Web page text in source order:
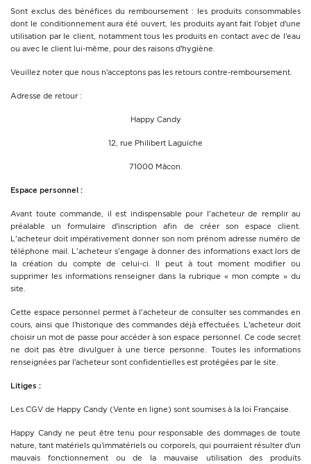
Sont exclus des bénéfices du remboursement : les produits consommables
dont le conditionnement aura été ouvert, les produits ayant fait l’objet d’une
utilisation par le client, notamment tous les produits en contact avec de l’eau
ou avec le client lui-même, pour des raisons d’hygiène.
Veuillez noter que nous n’acceptons pas les retours contre-remboursement.
Adresse de retour :
Happy Candy
12, rue Philibert Laguiche
71000 Mâcon.
Espace personnel :
Avant toute commande, il est indispensable pour l'acheteur de remplir au
préalable un formulaire d’inscription afin de créer son espace client.
L'acheteur doit impérativement donner son nom prénom adresse numéro de
téléphone mail. L'acheteur s'engage à donner des informations exact lors de
la création du compte de celui-ci. Il peut à tout moment modifier ou
supprimer les informations renseigner dans la rubrique « mon compte » du
site.
Cette espace personnel permet à l'acheteur de consulter ses commandes en
cours, ainsi que l’historique des commandes déjà effectuées. L’acheteur doit
choisir un mot de passe pour accéder à son espace personnel. Ce code secret
ne doit pas être divulguer à une tierce personne. Toutes les informations
renseignées par l’acheteur sont confidentielles est protégées par le site.
Litiges :
Les CGV de Happy Candy (Vente en ligne) sont soumises à la loi Française.
Happy Candy ne peut être tenu pour responsable des dommages de toute
nature, tant matériels qu’immatériels ou corporels, qui pourraient résulter d’un
mauvais fonctionnement ou de la mauvaise utilisation des produits